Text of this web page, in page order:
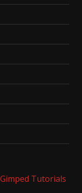
Gimped Tutorials